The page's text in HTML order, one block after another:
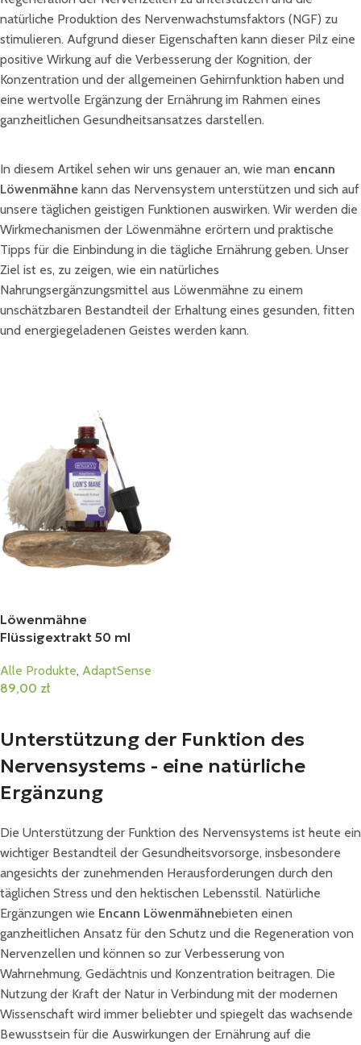
natürliche Produktion des Nervenwachstumsfaktors (NGF) zu
stimulieren. Aufgrund dieser Eigenschaften kann dieser Pilz eine
positive Wirkung auf die Verbesserung der Kognition, der
Konzentration und der allgemeinen Gehirnfunktion haben und
eine wertvolle Ergänzung der Ernährung im Rahmen eines
ganzheitlichen Gesundheitsansatzes darstellen.
In diesem Artikel sehen wir uns genauer an, wie man encann
Löwenmähne kann das Nervensystem unterstützen und sich auf
unsere täglichen geistigen Funktionen auswirken. Wir werden die
Wirkmechanismen der Löwenmähne erörtern und praktische
Tipps für die Einbindung in die tägliche Ernährung geben. Unser
Ziel ist es, zu zeigen, wie ein natürliches
Nahrungsergänzungsmittel aus Löwenmähne zu einem
unschätzbaren Bestandteil der Erhaltung eines gesunden, fitten
und energiegeladenen Geistes werden kann.
Löwenmähne
Flüssigextrakt 50 ml
Alle Produkte, AdaptSense
89,00 zł
Unterstützung der Funktion des
Nervensystems - eine natürliche
Ergänzung
Die Unterstützung der Funktion des Nervensystems ist heute ein
wichtiger Bestandteil der Gesundheitsvorsorge, insbesondere
angesichts der zunehmenden Herausforderungen durch den
täglichen Stress und den hektischen Lebensstil. Natürliche
Ergänzungen wie Encann Löwenmähnebieten einen
ganzheitlichen Ansatz für den Schutz und die Regeneration von
Nervenzellen und können so zur Verbesserung von
Wahrnehmung, Gedächtnis und Konzentration beitragen. Die
Nutzung der Kraft der Natur in Verbindung mit der modernen
Wissenschaft wird immer beliebter und spiegelt das wachsende
Bewusstsein für die Auswirkungen der Ernährung auf die